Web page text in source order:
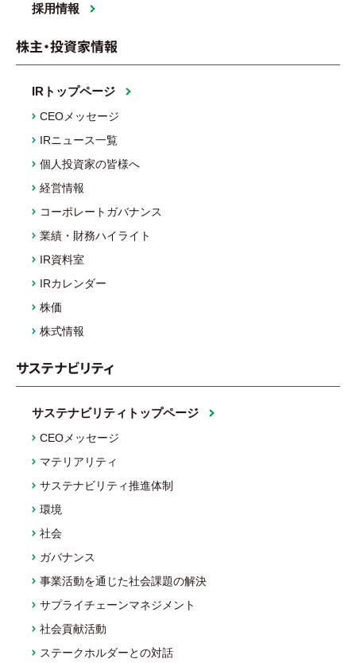
採用情報
株主・投資家情報
IRトップページ
CEOメッセージ
IRニュース一覧
個人投資家の皆様へ
経営情報
コーポレートガバナンス
業績・財務ハイライト
IR資料室
IRカレンダー
株価
株式情報
サステナビリティ
サステナビリティトップページ
CEOメッセージ
マテリアリティ
サステナビリティ推進体制
環境
社会
ガバナンス
事業活動を通じた社会課題の解決
サプライチェーンマネジメント
社会貢献活動
ステークホルダーとの対話